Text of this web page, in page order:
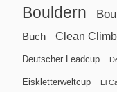
Bouldern
Buch Clean
Deutscher Leadcup
Eiskletterweltcup El